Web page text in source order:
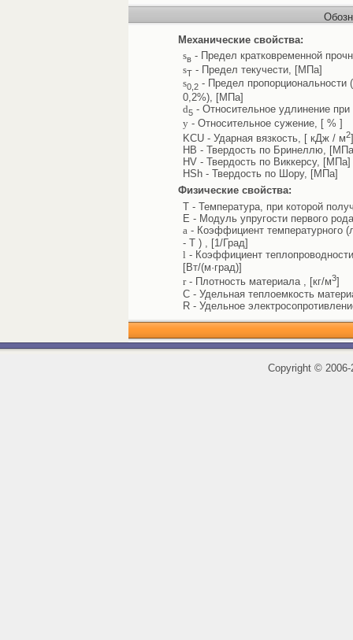
Механические свойства:
sв - Предел кратковременной
sТ- Предел текучести, [МПа]
s0,2- Предел пропорциональности
0,2%), [МПа]
d5- Относительное удлинение
y- Относительное сужение, [ % ]
KCU - Ударная вязкость, [ кДж / м2]
HB - Твердость по Бринеллю,
HV - Твердость по Виккерсу, [МПа]
HSh - Твердость по Шору, [МПа]
Физические свойства:
T - Температура, при которой
E - Модуль упругости первого
a- Коэффициент температурного
- T ) , [1/Град]
l - Коэффициент
[Вт/(м·град)]
r- Плотность материала , [кг/м3]
C - Удельная теплоемкость
R - Удельное
Copyright ©